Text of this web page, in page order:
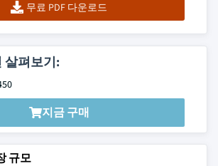
무료 PDF 다운로드
살펴보기:
지금 구매
규모